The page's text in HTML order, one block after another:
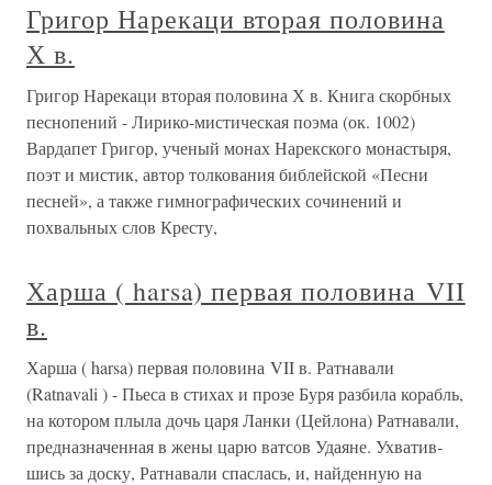
Григор Нарекаци вторая половина
Х в.
Григор Нарекаци вторая половина Х в. Книга скорбных
песнопений - Лирико-мистическая поэма (ок. 1002)
Вардапет Григор, ученый монах Нарекского монастыря,
поэт и мис­тик, автор толкования библейской «Песни
песней», а также гимнографических сочинений и
похвальных слов Кресту,
Харша ( harsa) первая половина VII
в.
Харша ( harsa) первая половина VII в. Ратнавали
(Ratnavali ) - Пьеса в стихах и прозе Буря разбила корабль,
на котором плыла дочь царя Ланки (Цейлона) Ратнавали,
предназначенная в жены царю ватсов Удаяне. Ухватив­
шись за доску, Ратнавали спаслась, и, найденную на